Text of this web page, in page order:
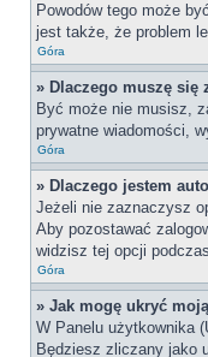
Powodów tego może
jest także, że problem
Góra
» Dlaczego muszę się
Być może nie musisz,
prywatne wiadomości,
Góra
» Dlaczego jestem
Jeżeli nie zaznaczysz
Aby pozostawać
widzisz tej opcji
Góra
» Jak mogę ukryć
W Panelu użytkownika
Będziesz zliczany jako